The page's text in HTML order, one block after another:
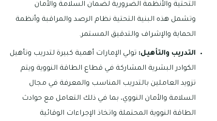
التحتية والأنظمة الضرورية لضمان السلامة والأمان
وتشمل هذه البنية التحتية نظام الرصد والمراقبة وأنظمة
الحماية والإشراف والتدقيق المستمر.
التدريب والتأهيل: تولي الإمارات أهمية كبيرة لتدريب وتأهيل
الكوادر البشرية المشاركة في قطاع الطاقة النووية ويتم
تزويد العاملين بالتدريب المناسب والمعرفة في مجال
السلامة والأمان النووي، بما في ذلك التعامل مع حوادث
الطاقة النووية المحتملة واتخاذ الإجراءات الوقائية